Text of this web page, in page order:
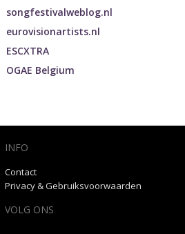
songfestivalweblog.nl
eurovisionartists.nl
ESCXTRA
OGAE Belgium
INFO
Contact
Privacy & Gebruiksvoorwaarden
VOLG ONS